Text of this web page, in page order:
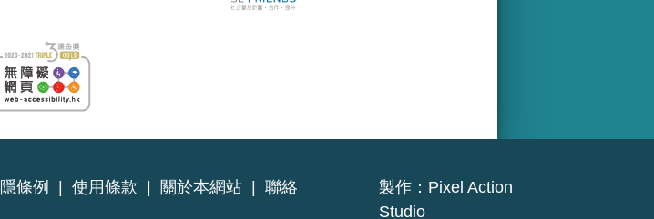
條例 使用條款 關於本網站
聯絡
製作： Pixel Action
Studio